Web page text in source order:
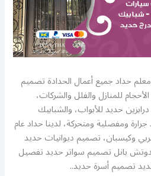
حداد جميع أعمال الحدادة تصميم
للمنازل والفلل والشركات،
حديد للأبواب، والشبابيك
ومفصلية ومتحركة، لدينا حداد عام
وكيسبان، تصميم ديوانيات حديد
بانل تصميم سواتر حديد تفصيل
تصميم أسرة حديد..